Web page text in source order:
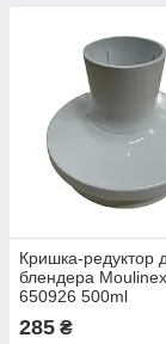
Кришка-редуктор
блендера
650926 500ml
285 ₴